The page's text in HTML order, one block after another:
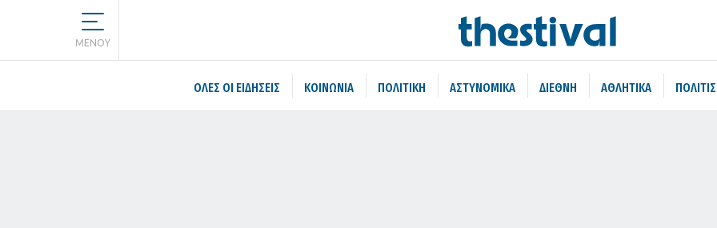
MENOY
ΌΛΕΣ ΟΙ ΕΙΔΉΣΕΙΣ ΚΟΙΝΩΝΙΑ ΠΟΛΙΤΙΚΗ ΑΣΤΥΝΟΜΙΚΑ ΔΙΕΘΝΗ ΑΘΛΗΤΙΚΑ